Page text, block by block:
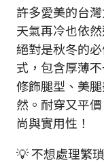
許多愛美的台
天氣再冷也依
絕對是秋冬的
式，包含厚薄
修飾腿型、美
然。耐穿又平
尚與實用性！
💡 不想處理繁